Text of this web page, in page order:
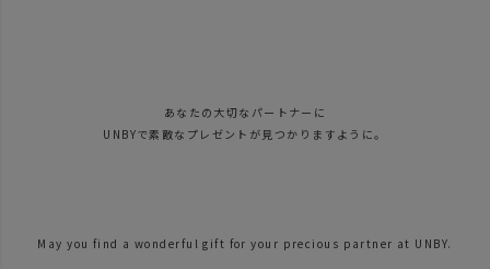
あなたの大切なパートナーに
UNBYで素敵なプレゼントが見つかりますように。
May you find a wonderful gift for your precious partner at UNBY.